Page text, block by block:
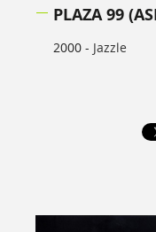
PLAZA 99
2000 - Jazzle